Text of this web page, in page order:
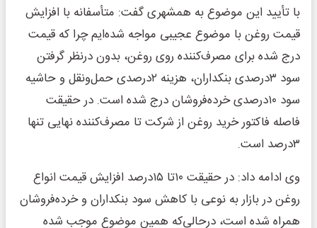
با تأیید این موضوع به همشهری گفت: متأسفانه با افزایش
قیمت روغن با موضوع عجیبی مواجه شده‌ایم چرا که قیمت
درج شده برای مصرف‌کننده روی روغن، بدون درنظر گرفتن
سود ۳درصدی بنکداران، هزینه ۲درصدی حمل‌ونقل و حاشیه
سود ۱۰درصدی خرده‌فروشان درج شده است. در حقیقت
فاصله فاکتور خرید روغن از شرکت تا مصرف‌کننده نهایی تنها
۳درصد است.
وی ادامه داد: در حقیقت ۱۰تا ۱۵درصد افزایش قیمت انواع
روغن در بازار به نوعی با کاهش سود بنکداران و خرده‌فروشان
همراه شده است، درحالی‌که همین موضوع موجب شده